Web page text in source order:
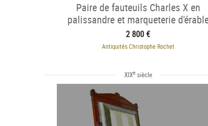
Paire de fauteuils Charles X en
palissandre et marqueterie
2 800 €
Antiquités Christophe Rochet
XIXesiècle